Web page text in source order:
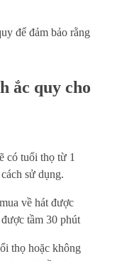
để đảm bảo rằng
ắc quy cho
có tuổi thọ từ 1
sử dụng.
về hát được
tầm 30 phút
thọ hoặc không